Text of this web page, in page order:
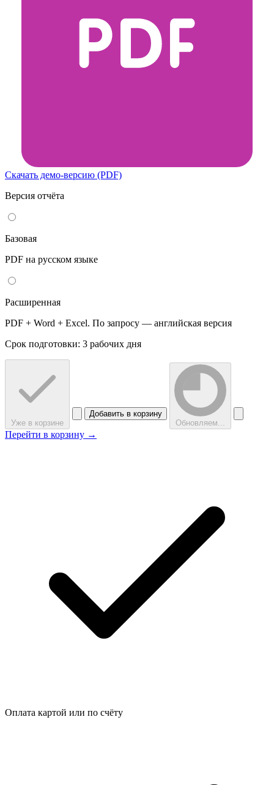
Скачать демо-версию (PDF)
Версия отчёта
Базовая
PDF на русском языке
Расширенная
PDF + Word + Excel. По запросу — английская версия
Срок подготовки: 3 рабочих дня
Уже в корзине
Добавить в корзину
Обновляем...
Перейти в корзину →
Оплата картой или по счёту